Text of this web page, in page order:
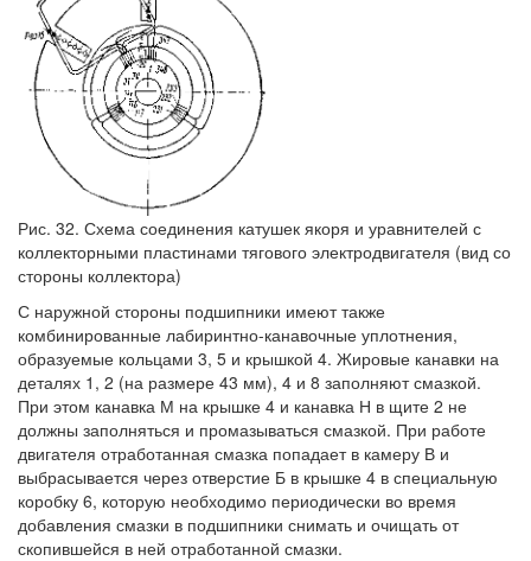
Рис. 32. Схема соединения катушек якоря и уравнителей с
коллекторными пластинами тягового электродвигателя (вид со
стороны коллектора)
С наружной стороны подшипники имеют также
комбинированные лабиринтно-канавочные уплотнения,
образуемые кольцами 3, 5 и крышкой 4. Жировые канавки на
деталях 1, 2 (на размере 43 мм), 4 и 8 заполняют смазкой.
При этом канавка М на крышке 4 и канавка Н в щите 2 не
должны заполняться и промазываться смазкой. При работе
двигателя отработанная смазка попадает в камеру В и
выбрасывается через отверстие Б в крышке 4 в специальную
коробку 6, которую необходимо периодически во время
добавления смазки в подшипники снимать и очищать от
скопившейся в ней отработанной смазки.